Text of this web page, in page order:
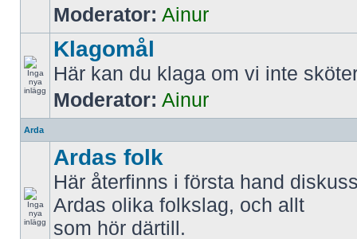
Moderator: Ainur
Klagomål
Här kan du klaga om vi inte
Moderator: Ainur
Arda
Ardas folk
Här återfinns i första hand
Ardas olika folkslag, och allt
som hör därtill.